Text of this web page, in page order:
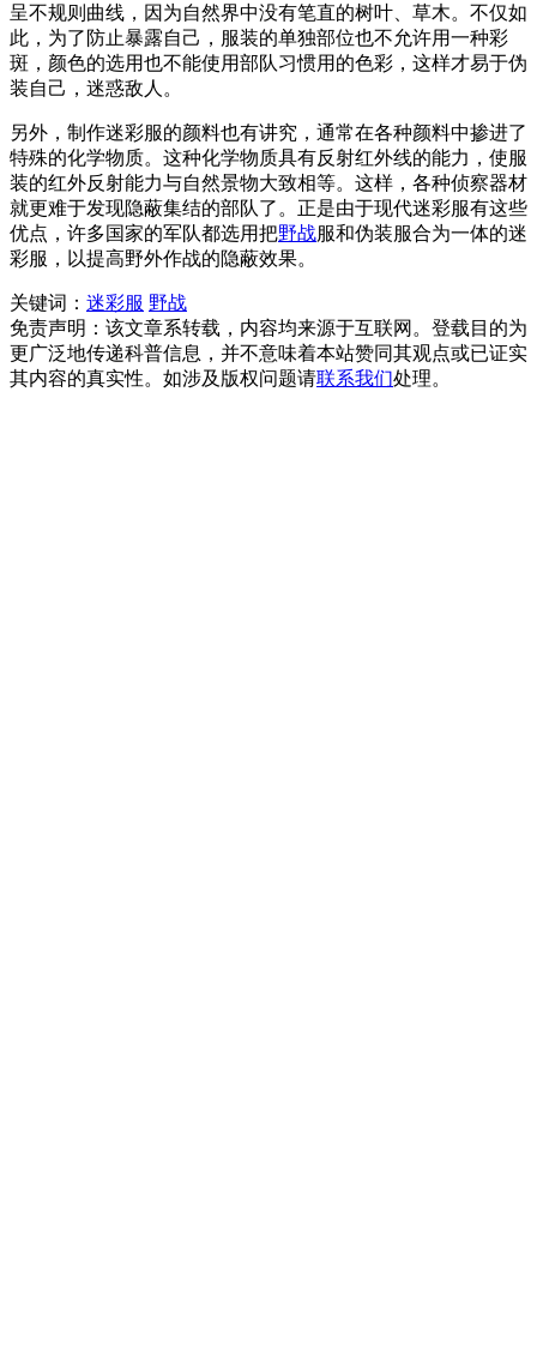
呈不规则曲线，因为自然界中没有笔直的树叶、草木。不仅如
此，为了防止暴露自己，服装的单独部位也不允许用一种彩
斑，颜色的选用也不能使用部队习惯用的色彩，这样才易于伪
装自己，迷惑敌人。
另外，制作迷彩服的颜料也有讲究，通常在各种颜料中掺进了
特殊的化学物质。这种化学物质具有反射红外线的能力，使服
装的红外反射能力与自然景物大致相等。这样，各种侦察器材
就更难于发现隐蔽集结的部队了。正是由于现代迷彩服有这些
优点，许多国家的军队都选用把野战服和伪装服合为一体的迷
彩服，以提高野外作战的隐蔽效果。
关键词： 迷彩服 野战
免责声明：该文章系转载，内容均来源于互联网。登载目的为
更广泛地传递科普信息，并不意味着本站赞同其观点或已证实
其内容的真实性。如涉及版权问题请联系我们处理。